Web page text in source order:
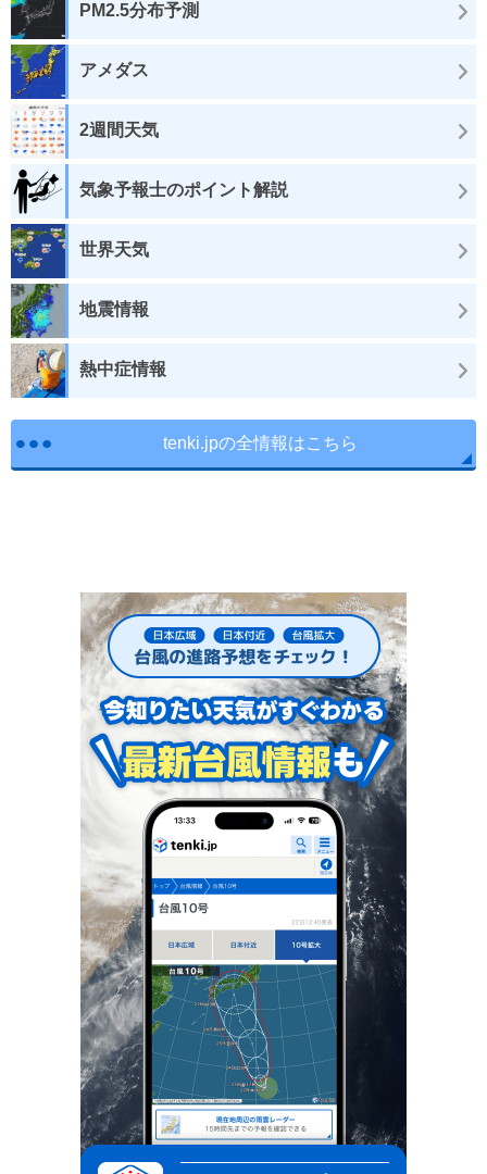
PM2.5分布予測
アメダス
2週間天気
気象予報士のポイント解説
世界天気
地震情報
熱中症情報
tenki.jpの全情報はこちら